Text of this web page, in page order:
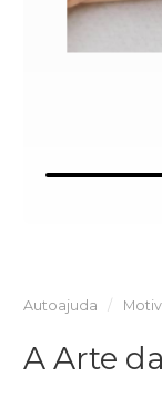
Autoajuda
A Arte